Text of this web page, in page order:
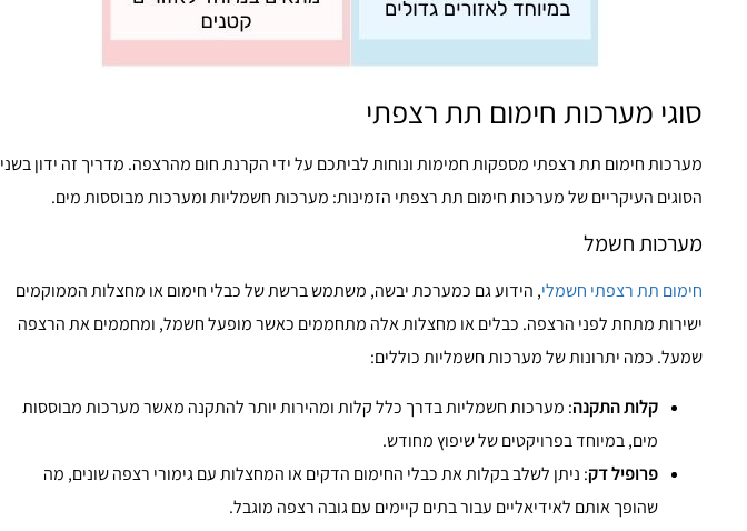
סוגי מערכות חימום תת רצפתי
מערכות חימום תת רצפתי מספקות חמימות ונוחות לביתכם על ידי הקרנת חום מהרצפה. מדריך זה ידון בשני
הסוגים העיקריים של מערכות חימום תת רצפתי הזמינות: מערכות חשמליות ומערכות מבוססות מים.
מערכות חשמל
חימום תת רצפתי חשמלי, הידוע גם כמערכת יבשה, משתמש ברשת של כבלי חימום או מחצלות הממוקמים
ישירות מתחת לפני הרצפה. כבלים או מחצלות אלה מתחממים כאשר מופעל חשמל, ומחממים את הרצפה
שמעל. כמה יתרונות של מערכות חשמליות כוללים:
קלות התקנה: מערכות חשמליות בדרך כלל קלות ומהירות יותר להתקנה מאשר מערכות מבוססות
מים, במיוחד בפרויקטים של שיפוץ מחודש.
פרופיל דק: ניתן לשלב בקלות את כבלי החימום הדקים או המחצלות עם גימורי רצפה שונים, מה
שהופך אותם לאידיאליים עבור בתים קיימים עם גובה רצפה מוגבל.